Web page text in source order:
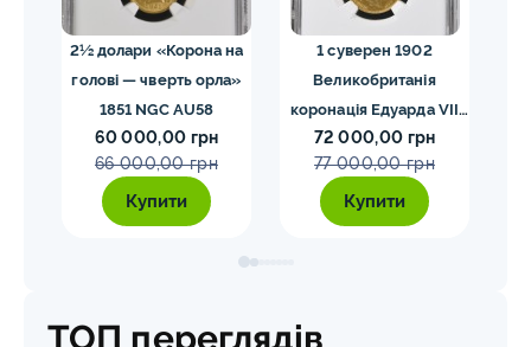
2½ долари «Корона на
голові — чверть орла»
1851 NGC AU58
60 000,00 грн
66 000,00 грн
Купити
1 суверен 1902
Великобританія
коронація Едуарда VII
NGC PF58 MATTE
72 000,00 грн
77 000,00 грн
Купити
ТОП переглядів